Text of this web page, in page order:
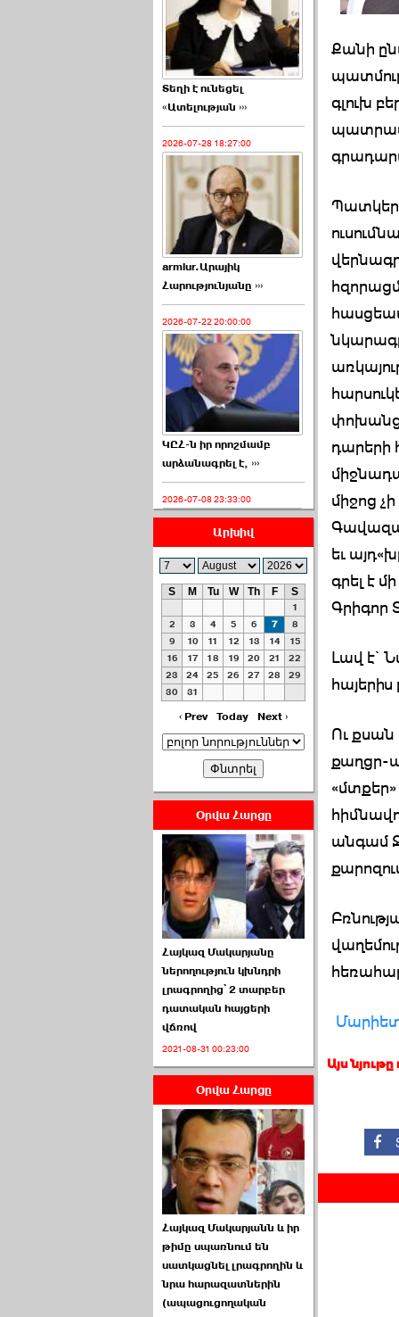
Տեղի է ունեցել
«Ատելության ›››
2026-07-28 18:27:00
armlur.Արայիկ
Հարությունյանը ›››
2026-07-22 20:00:00
ԿԸՀ-ն իր որոշմամբ
արձանագրել է, ›››
2026-07-08 23:33:00
ՀԱՅԱՊԱՀՊԱՆՈՒԹԻՒՆ՝
ՀԱՒԱՏՔԻ ԵՒ
ԿՐԹՈՒԹԵԱՆ
ՃԱՆԱՊԱՐՀՈՎ ›››
2026-07-06 06:50:00
Ամենաշատը էսօրվանից
էի վախենում.Նիկոլայ
Եղիազարյան ›››
2026-07-05 23:19:00
ՏԵՍԱՆՅՈՒԹ․ Ի՞նչ
իրավիճակ է այս ›››
2026-07-04 10:40:00
Սահմանադրական
դատարանը մերժեց ›››
2026-07-02 00:39:00
Արխիվ
S M Tu W Th F S
1
2
3 4 5 6 7
8
9
10 11 12 13 14
15
16
17 18 19 20 21
22
23
24 25 26 27 28
29
30
31
‹ Prev Today Next ›
Օրվա Հարցը
Հայկազ Մակարյանը
ներողություն կխնդրի
լրագրողից՝ 2 տարբեր
դատական հայցերի
վճռով
2021-08-31 00:23:00
Օրվա Հարցը
Հայկազ Մակարյանն և իր
թիմը սպառնում են
սատկացնել լրագրողին և
նրա հարազատներին
(ապացուցողական
Քանի
գլուխ
դարերի
միջոց
եւ
գրել է
Գրիգոր
Լավ է`
Ու
քաղցր-
անգամ
Այս